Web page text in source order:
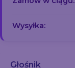
Wysyłka:
Głośnik